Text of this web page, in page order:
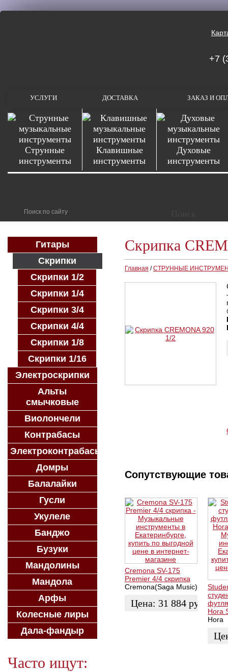
+7
УСЛУГИ ДОСТАВКА ЗАКАЗ И
Струнные
инструменты
Клавишные
инструменты
Духовые
инструменты
Скрипка
Главная /СТРУННЫЕ
Сопутствующие
Cremona SV-175
Premier 4/4 скрипка
Cremona(Saga Music)
Цена: 31 884 руб.
Hora
Hora
Гитары
Скрипки
Скрипки 1/2
Скрипки 1/4
Скрипки 3/4
Скрипки 4/4
Скрипки 1/8
Скрипки 1/16
Электроскрипки
Альты
смычковые
Виолончели
Контрабасы
Электроконтрабасы
Домры
Балалайки
Гусли
Укулеле
Банджо
Бузуки
Мандолины
Мандола
Арфы
Колесные лиры
Дала-фандыр
Часто ищут: